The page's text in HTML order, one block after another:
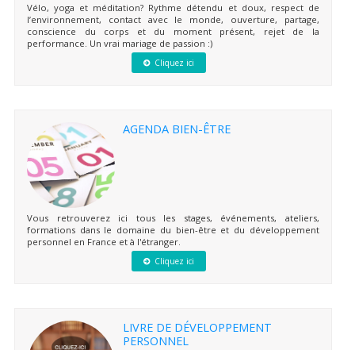
Vélo, yoga et méditation? Rythme détendu et doux, respect de
l’environnement, contact avec le monde, ouverture, partage,
conscience du corps et du moment présent, rejet de la
performance. Un vrai mariage de passion :)
Cliquez ici
AGENDA BIEN-ÊTRE
Vous retrouverez ici tous les stages, événements, ateliers,
formations dans le domaine du bien-être et du développement
personnel en France et à l'étranger.
Cliquez ici
LIVRE DE DÉVELOPPEMENT
PERSONNEL